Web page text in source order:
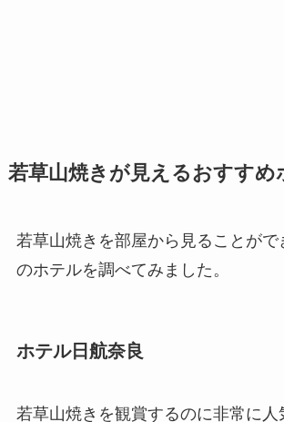
若草山焼きが見えるおすすめ
若草山焼きを部屋から見ることがで
のホテルを調べてみました。
ホテル日航奈良
若草山焼きを観賞するのに非常に人